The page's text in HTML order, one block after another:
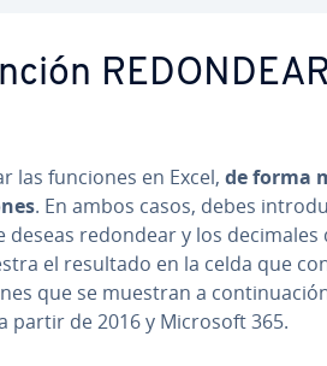
las funciones en Excel, de forma
. En ambos casos, debes
deseas redondear y los decimales
el resultado en la celda que
que se muestran a
partir de 2016 y Microsoft 365.